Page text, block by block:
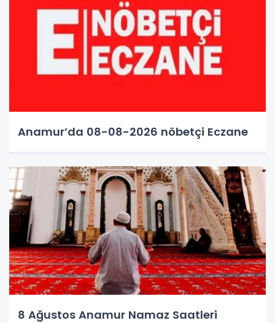
Anamur’da 08-08-2026 nöbetçi Eczane
8 Ağustos Anamur Namaz Saatleri